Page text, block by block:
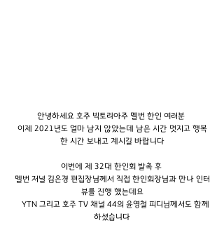
안녕하세요 호주 빅토리아주 멜번 한인 여러분
이제 2021년도 얼마 남지 않았는데 남은 시간 멋지고 행복
한 시간 보내고 계시길 바랍니다
이번에 제 32대 한인회 발촉 후
멜번 저널 김은경 편집장님께서 직접 한인회장님과 만나 인터
뷰를 진행 했는데요
하셨습니다